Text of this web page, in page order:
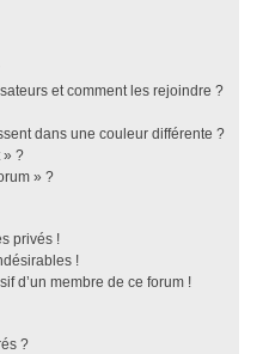
et comment les rejoindre ?
dans une couleur différente ?
» ?
» ?
privés !
!
d’un membre de ce forum !
?